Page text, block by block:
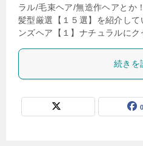
ラル/毛束ヘア/無造作ヘアとか
髪型厳選【１５選】を紹介し
ンズヘア【１】ナチュラルに
続きを
0